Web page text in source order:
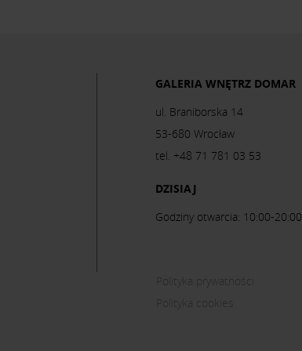
GALERIA WNĘTRZ DOMAR
ul. Braniborska 14
53-680 Wrocław
tel. +48 71 781 03 53
DZISIAJ
Godziny otwarcia: 10:00-20:00